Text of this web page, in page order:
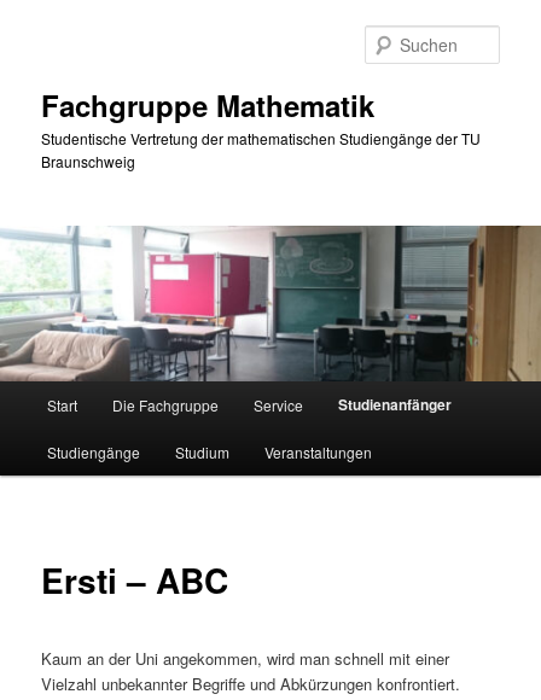
Fachgruppe Mathematik
Studentische Vertretung der mathematischen Studiengänge der TU
Braunschweig
Start Die Fachgruppe Service Studienanfänger
Studiengänge Studium Veranstaltungen
Ersti – ABC
Kaum an der Uni angekommen, wird man schnell mit einer
Vielzahl unbekannter Begriffe und Abkürzungen konfrontiert.